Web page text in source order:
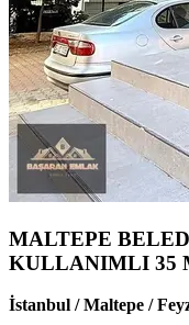
MALTEPE
KULLANIMLI 35
İstanbul / Maltepe /